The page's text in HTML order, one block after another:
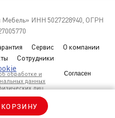
Согласен
Мебель» ИНН 5027228940, ОГРН
Сервис
О компании
Сотрудники
обработке и
данных
лиц
Coolies